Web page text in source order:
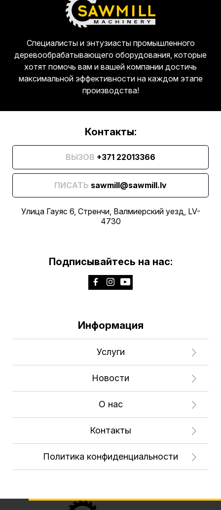
Специалисты и энтузиасты промышленного
деревообрабатывающего оборудования, которые
хотят помочь вам и вашей компании достичь
максимальной эффективности на каждом этапе
производства!
Контакты:
ВЫЗОВ +371 22013366
ПИСАТЬ sawmill@sawmill.lv
Улица Гауяс 6, Стренчи, Валмиерский уезд, LV-
4730
Подписывайтесь на нас:
Информация
Услуги
Новости
О нас
Контакты
Политика конфиденциальности